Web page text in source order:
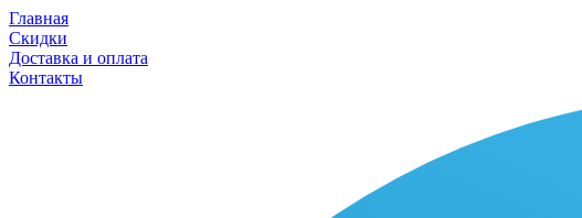
Главная
Скидки
Доставка и оплата
Контакты